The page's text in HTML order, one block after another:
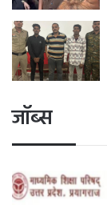
जॉब्स